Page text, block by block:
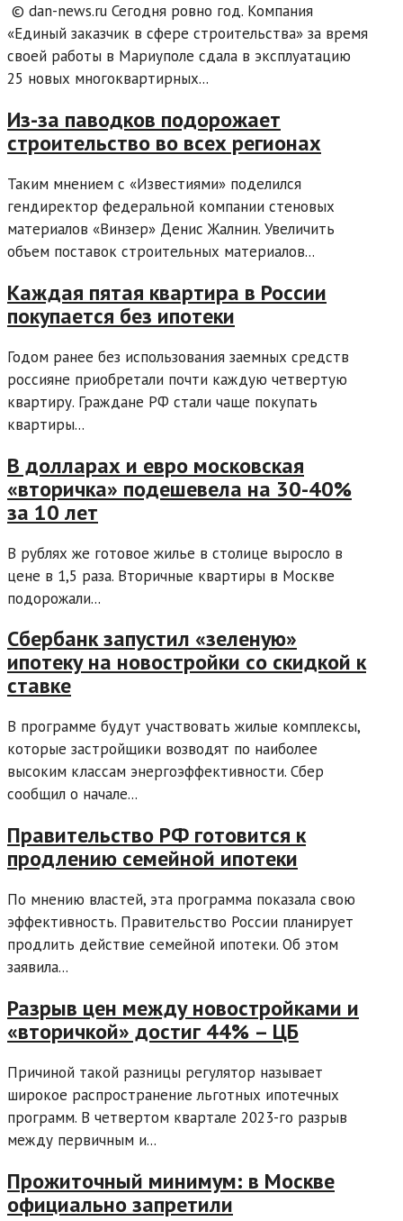
© dan-news.ru Сегодня ровно год. Компания
«Единый заказчик в сфере строительства» за время
своей работы в Мариуполе сдала в эксплуатацию
25 новых многоквартирных...
Из-за паводков подорожает
строительство во всех регионах
Таким мнением с «Известиями» поделился
гендиректор федеральной компании стеновых
материалов «Винзер» Денис Жалнин. Увеличить
объем поставок строительных материалов...
Каждая пятая квартира в России
покупается без ипотеки
Годом ранее без использования заемных средств
россияне приобретали почти каждую четвертую
квартиру. Граждане РФ стали чаще покупать
квартиры...
В долларах и евро московская
«вторичка» подешевела на 30-40%
за 10 лет
В рублях же готовое жилье в столице выросло в
цене в 1,5 раза. Вторичные квартиры в Москве
подорожали...
Сбербанк запустил «зеленую»
ипотеку на новостройки со скидкой к
ставке
В программе будут участвовать жилые комплексы,
которые застройщики возводят по наиболее
высоким классам энергоэффективности. Сбер
сообщил о начале...
Правительство РФ готовится к
продлению семейной ипотеки
По мнению властей, эта программа показала свою
эффективность. Правительство России планирует
продлить действие семейной ипотеки. Об этом
заявила...
Разрыв цен между новостройками и
«вторичкой» достиг 44% – ЦБ
Причиной такой разницы регулятор называет
широкое распространение льготных ипотечных
программ. В четвертом квартале 2023-го разрыв
между первичным и...
Прожиточный минимум: в Москве
официально запретили